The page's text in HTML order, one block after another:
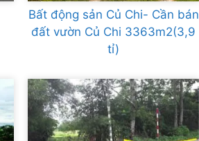
Bất động sản Củ Chi- Cần bán
đất vườn Củ Chi 3363m2(3,9
tỉ)